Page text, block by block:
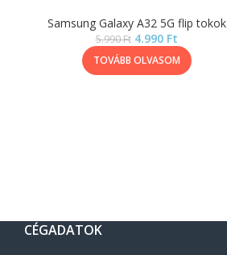
Samsung Galaxy A32 5G flip tokok
5.990Ft 4.990 Ft
TOVÁBB OLVASOM
CÉGADATOK